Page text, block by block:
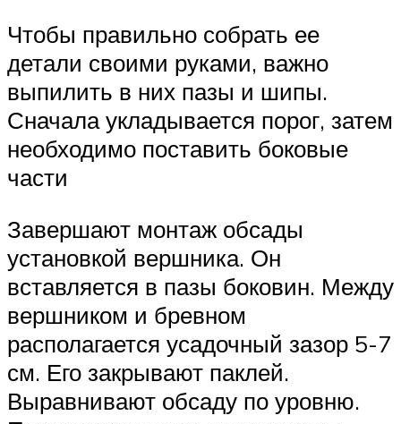
Чтобы правильно собрать ее
детали своими руками, важно
выпилить в них пазы и шипы.
Сначала укладывается порог, затем
необходимо поставить боковые
части
Завершают монтаж обсады
установкой вершника. Он
вставляется в пазы боковин. Между
вершником и бревном
располагается усадочный зазор 5-7
см. Его закрывают паклей.
Выравнивают обсаду по уровню.